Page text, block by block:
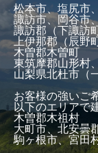
松本市、塩尻市
諏訪市、岡谷市
諏訪郡（下諏訪
上伊那郡（辰野
木曽郡木曽町
東筑摩郡山形村
山梨県北杜市（
お客様の強いご
以下のエリアで
木曽郡木祖村
大町市、北安曇
駒ヶ根市、宮田